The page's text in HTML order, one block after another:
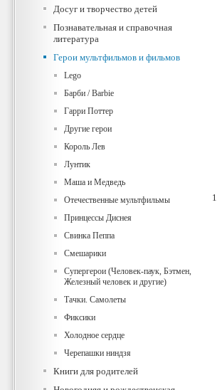
Досуг и творчество детей
Познавательная и справочная
литература
Герои мультфильмов и фильмов
Lego
Барби / Barbie
Гарри Поттер
Другие герои
Король Лев
Лунтик
Маша и Медведь
Отечественные мультфильмы
Принцессы Диснея
Свинка Пеппа
Смешарики
Супергерои (Человек-паук, Бэтмен,
Железный человек и другие)
Тачки. Самолеты
Фиксики
Холодное сердце
Черепашки ниндзя
Книги для родителей
1